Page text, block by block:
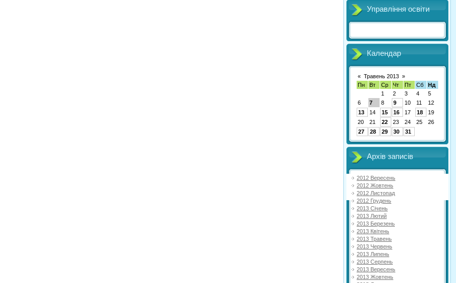
Управління освіти
Календар
« Травень 2013 »
Пн
Вт Ср Чт Пт Сб
Нд
1
2 3 4
5
6
7 8 9 10 11
12
13
14 15 16 17 18
19
20
21 22 23 24 25
26
27
28 29 30 31
Архів записів
2012 Вересень
2012 Жовтень
2012 Листопад
2012 Грудень
2013 Січень
2013 Лютий
2013 Березень
2013 Квітень
2013 Травень
2013 Червень
2013 Липень
2013 Серпень
2013 Вересень
2013 Жовтень